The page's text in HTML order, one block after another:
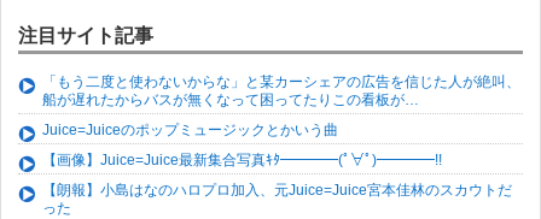
注目サイト記事
「もう二度と使わないからな」と某カーシェアの広告を信じた人が絶叫、
船が遅れたからバスが無くなって困ってたりこの看板が…
Juice=Juiceのポップミュージックとかいう曲
【画像】Juice=Juice最新集合写真ｷﾀ━━━━(ﾟ∀ﾟ)━━━━!!
【朗報】小島はなのハロプロ加入、元Juice=Juice宮本佳林のスカウトだ
った